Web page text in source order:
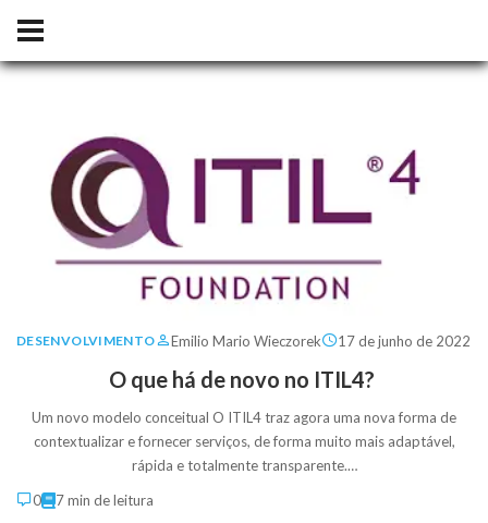
DESENVOLVIMENTO Emilio Mario Wieczorek 17 de junho de 2022
O que há de novo no ITIL4?
Um novo modelo conceitual O ITIL4 traz agora uma nova forma de
contextualizar e fornecer serviços, de forma muito mais adaptável,
rápida e totalmente transparente.…
0
7 min de leitura